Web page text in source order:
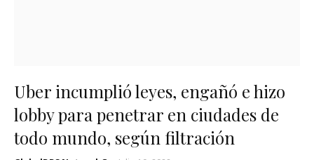
Uber incumplió leyes, engañó e hizo
lobby para penetrar en ciudades de
todo mundo, según filtración